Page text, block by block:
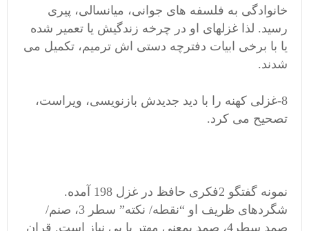
خانوادگی به فلسفه های جوانی، میانسالی، پیری
رسید. لذا غزلهای او در چرخه زندگیش یا تعمیر شده
یا با برخی ابیات دفترچه دستی اش ترمیم، تکمیل می
شدند.
8-غزلی کهنه را با دید جدیدش بازنویسی، ویراست،
تصحیح می کرد.
نمونه گفتگو 2فکری حافظ در غزل 198 آمده.
شگردهای ظریف او “نقطه/ نکته” سطر 3، صنم/
صمد سطر4، صمد بمعنی مهتر یا بی نیاز است. قران